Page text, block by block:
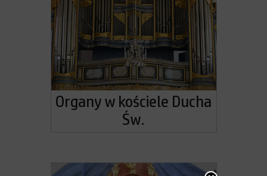
Organy w kościele Ducha
Św.